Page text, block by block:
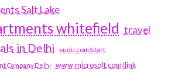
Salt Lake
whitefield travel
in Delhi vudu.com/start
Company Delhi www.microsoft.com/link